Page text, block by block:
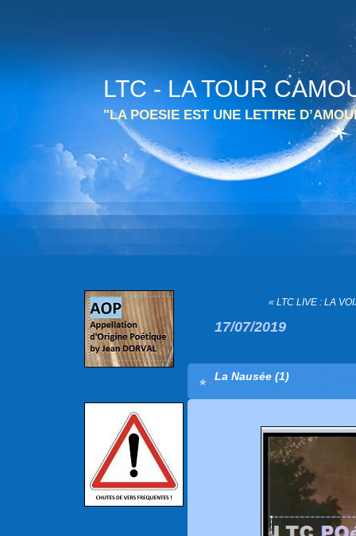
LTC - LA TOUR
"LA POESIE EST UNE LETTRE
« LTC LIVE : LA
17/07/2019
La Nausée (1)